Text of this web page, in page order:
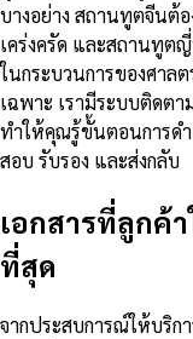
บางอย่าง สถานทูตจีนต้
เคร่งครัด และสถานทูต
ในกระบวนการของศาล
เฉพาะ เรามีระบบติดต
ทำให้คุณรู้ขั้นตอนการด
สอบ รับรอง และส่งกลับ
เอกสารที่ลูกค้
ที่สุด
จากประสบการณ์ให้บริก